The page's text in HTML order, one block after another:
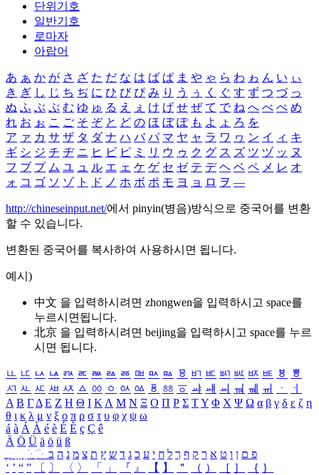
단위기호
일반기호
로마자
아랍어
あ ぁ か が さ ざ た だ な は ば ぱ ま や ゃ ら わ ゎ ん い ぃ
き ぎ し じ ち ぢ に ひ び ぴ み り う ぅ く ぐ す ず つ づ っ
ぬ ふ ぶ ぷ む ゆ ゅ る え ぇ け げ せ ぜ て で ね へ べ ぺ め
れ お ぉ こ ご そ ぞ と ど の ほ ぼ ぽ も よ ょ ろ を
ア ァ カ サ ザ タ ダ ナ ハ バ パ マ ヤ ャ ラ ワ ヮ ン イ ィ キ
ギ シ ジ チ ヂ ニ ヒ ビ ピ ミ リ ウ ゥ ク グ ス ズ ツ ヅ ッ ヌ
フ ブ プ ム ユ ュ ル エ ェ ケ ゲ セ ゼ テ デ ヘ ベ ペ メ レ オ
ォ コ ゴ ソ ゾ ト ド ノ ホ ボ ポ モ ヨ ョ ロ ヲ ―
http://chineseinput.net/에서 pinyin(병음)방식으로 중국어를 변환
할 수 있습니다.
변환된 중국어를 복사하여 사용하시면 됩니다.
예시)
中文 을 입력하시려면 zhongwen을 입력하시고 space를
누르시면됩니다.
北京 을 입력하시려면 beijing을 입력하시고 space를 누르
시면 됩니다.
ㅥ ㅦ ㅧ ㅨ ㅩ ㅪ ㅫ ㅬ ㅭ ㅮ ㅯ ㅰ ㅱ ㅲ ㅳ ㅴ ㅵ ㅶ ㅷ ㅸ
ㅹ
ㅺ ㅻ ㅼ ㅽ ㅾ ㅿ ㆀ ㆁ ㆂ ㆃ ㆄ ㆅ ㆆ ㆇ ㆈ ㆉ ㆊ ㆋ ㆌ ㆍ
ㆎ
Α Β ΓΔ Ε Ζ Η Θ Ι ΚΛ Μ Ν Ξ Ο Π Ρ Σ ΤΥ Φ Χ Ψ Ω α β γ δ ε ζ η
θ ι κ λ μ ν ξ ο π ρ σ τ υ φ χ ψ ω
á à Á À é è É È ç Ç ê
Ä Ö Ü ä ö ü ß
ִֶֹ ֻּ ׁׂ פ ם ן ו ט א ר ק ף ך ל ח י ע כ ג ד ש ץ ת צ מ נ ה ב
‘ ’ “ ” 〔 〕 〈 〉 「 」 『 』 【 】 ＂ （ ） ［ ］ ｛ ｝